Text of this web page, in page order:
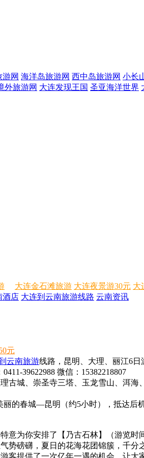
游网 海洋岛旅游网 西中岛旅游网 小长
外旅游网 大连发现王国 圣亚海洋世界
大连金石滩旅游 大连夜景游30元 大
酒店 大连到云南旅游线路 云南资讯
元
云南旅游线路，昆明、大理、丽江6日
39622988 微信：15382218807
城、崇圣寺三塔、玉龙雪山、洱
的春城—昆明（约5小时），抵达后
为你安排了【乃古石林】（游览
磅礴，夏日的花海花团锦簇，千
提供了一次亿年一遇的机会，让